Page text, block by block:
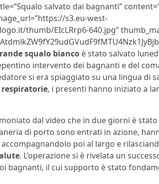
salvato dai bagnanti”
s3.eu-west-
thumb/EIcLRrp6-640.jpg”
squalo bianco è stato salvato
intervento dei bagnanti e del
si era spiaggiato su una lingua di
, i presenti hanno iniziato a
dal video che in due giorni è
di porto sono entrati in azione,
poi al largo e
. L’operazione si è rivelata un
bagnanti, il cui supporto è stato